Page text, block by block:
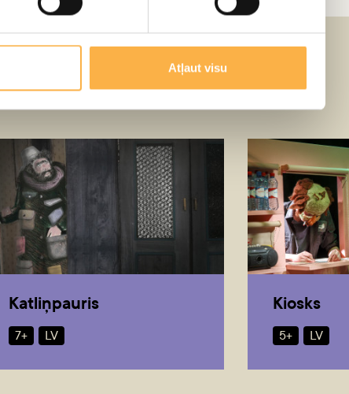
Atļaut visu
Katliņpauris
7+ LV
Kiosks
5+ LV